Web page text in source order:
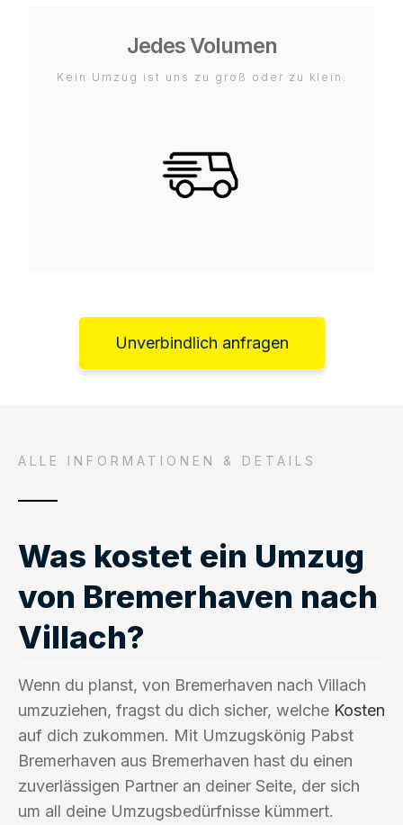
Jedes Volumen
Kein Umzug ist uns zu groß oder zu klein.
Unverbindlich anfragen
ALLE INFORMATIONEN & DETAILS
Was kostet ein Umzug
von Bremerhaven nach
Villach?
Wenn du planst, von Bremerhaven nach Villach
umzuziehen, fragst du dich sicher, welche Kosten
auf dich zukommen. Mit Umzugskönig Pabst
Bremerhaven aus Bremerhaven hast du einen
zuverlässigen Partner an deiner Seite, der sich
um all deine Umzugsbedürfnisse kümmert.